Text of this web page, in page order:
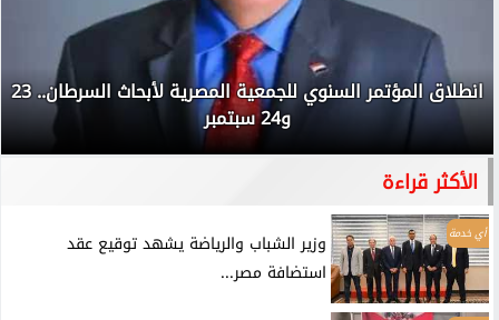
انطلاق المؤتمر السنوي للجمعية المصرية لأبحاث السرطان.. 23
و24 سبتمبر
الأكثر قراءة
أي خدمة
وزير الشباب والرياضة يشهد توقيع عقد
استضافة مصر...